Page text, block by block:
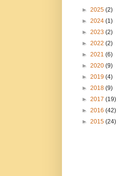
► 2025 (2)
► 2024 (1)
► 2023 (2)
► 2022 (2)
► 2021 (6)
► 2020 (9)
► 2019 (4)
► 2018 (9)
► 2017 (19)
► 2016 (42)
► 2015 (24)